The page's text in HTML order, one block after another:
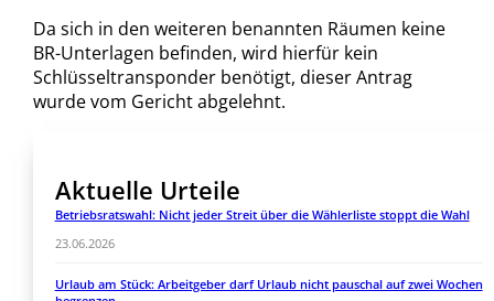
Da sich in den weiteren benannten Räumen keine
BR-Unterlagen befinden, wird hierfür kein
Schlüsseltransponder benötigt, dieser Antrag
wurde vom Gericht abgelehnt.
Aktuelle Urteile
Betriebsratswahl: Nicht jeder Streit über die Wählerliste stoppt die Wahl
23.06.2026
Urlaub am Stück: Arbeitgeber darf Urlaub nicht pauschal auf zwei Wochen